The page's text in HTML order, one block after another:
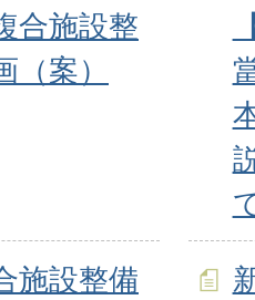
合施設整
（案）
施設整備